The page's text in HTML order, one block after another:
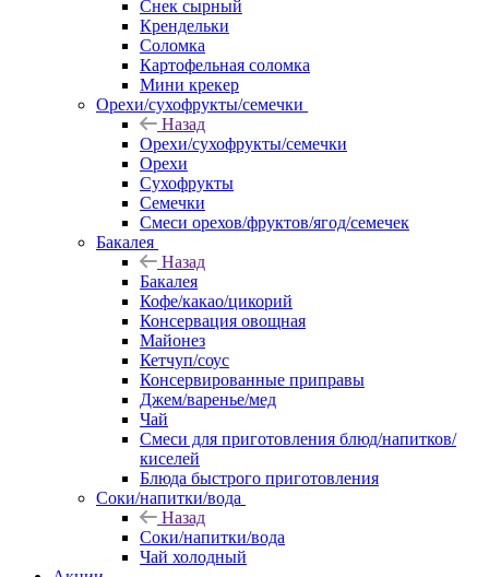
Снек сырный
Крендельки
Соломка
Картофельная соломка
Мини крекер
Орехи/сухофрукты/семечки
Назад
Орехи/сухофрукты/семечки
Орехи
Сухофрукты
Семечки
Смеси орехов/фруктов/ягод/семечек
Бакалея
Назад
Бакалея
Кофе/какао/цикорий
Консервация овощная
Майонез
Кетчуп/соус
Консервированные приправы
Джем/варенье/мед
Чай
Смеси для приготовления блюд/напитков/
киселей
Блюда быстрого приготовления
Соки/напитки/вода
Назад
Соки/напитки/вода
Чай холодный